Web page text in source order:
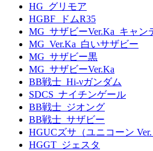
HG_グリモア
HGBF_ドムR35
MG_サザビーVer.Ka_キャン
MG_Ver.Ka_白いサザビー
MG_サザビー黒
MG_サザビーVer.Ka
BB戦士_Hi-νガンダム
SDCS_ナイチンゲール
BB戦士_ジオング
BB戦士_サザビー
HGUCズサ（ユニコーン Ver.
HGGT_ジェスタ